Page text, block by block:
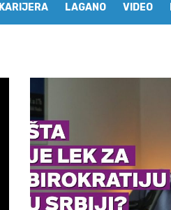
KARIJERA LAGANO VIDEO